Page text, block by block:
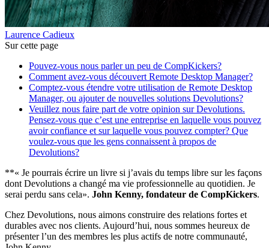
Laurence Cadieux
Sur cette page
Pouvez-vous nous parler un peu de CompKickers?
Comment avez-vous découvert Remote Desktop Manager?
Comptez-vous étendre votre utilisation de Remote Desktop
Manager, ou ajouter de nouvelles solutions Devolutions?
Veuillez nous faire part de votre opinion sur Devolutions.
Pensez-vous que c’est une entreprise en laquelle vous pouvez
avoir confiance et sur laquelle vous pouvez compter? Que
voulez-vous que les gens connaissent à propos de
Devolutions?
**« Je pourrais écrire un livre si j’avais du temps libre sur les façons
dont Devolutions a changé ma vie professionnelle au quotidien. Je
serai perdu sans cela». John Kenny, fondateur de CompKickers.
Chez Devolutions, nous aimons construire des relations fortes et
durables avec nos clients. Aujourd’hui, nous sommes heureux de
présenter l’un des membres les plus actifs de notre communauté,